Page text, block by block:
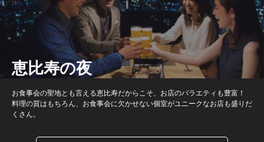
恵比寿の夜
お食事会の聖地とも言える恵比寿だからこそ、お店のバラエティも豊富！
料理の質はもちろん、お食事会に欠かせない個室がユニークなお店も盛りだ
くさん。